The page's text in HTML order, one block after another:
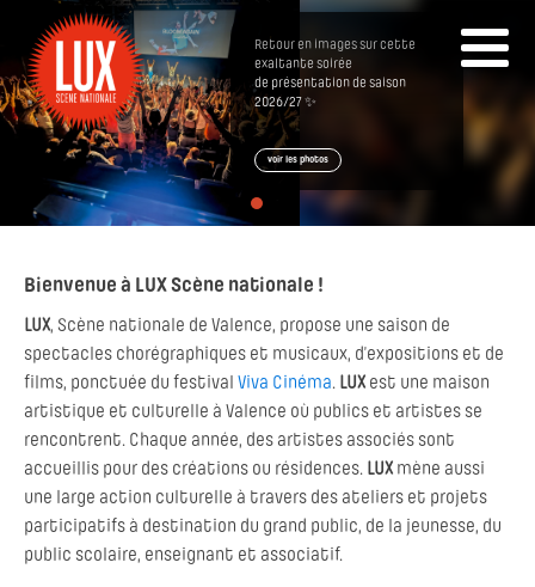
Retour en images sur cette
exaltante soirée
de présentation de saison
2026/27 ✨
voir les photos
Bienvenue à LUX Scène nationale !
LUX, Scène nationale de Valence, propose une saison de
spectacles chorégraphiques et musicaux, d’expositions et de
films, ponctuée du festival Viva Cinéma. LUX est une maison
artistique et culturelle à Valence où publics et artistes se
rencontrent. Chaque année, des artistes associés sont
accueillis pour des créations ou résidences. LUX mène aussi
une large action culturelle à travers des ateliers et projets
participatifs à destination du grand public, de la jeunesse, du
public scolaire, enseignant et associatif.